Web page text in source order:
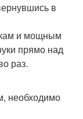
в
и мощным
прямо над
раз.
необходимо